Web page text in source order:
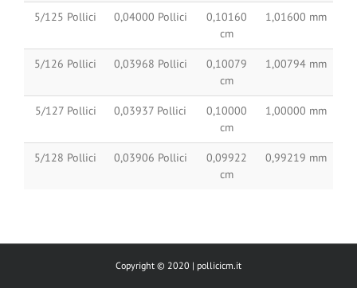
5/125 Pollici 0,04000 Pollici
0,10160
cm
1,01600 mm
5/126 Pollici 0,03968 Pollici
0,10079
cm
1,00794 mm
5/127 Pollici 0,03937 Pollici
0,10000
cm
1,00000 mm
5/128 Pollici 0,03906 Pollici
0,09922
cm
0,99219 mm
Copyright © 2020 | pollicicm.it